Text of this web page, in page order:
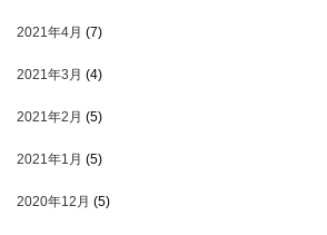
2021年4月 (7)
2021年3月 (4)
2021年2月 (5)
2021年1月 (5)
2020年12月 (5)